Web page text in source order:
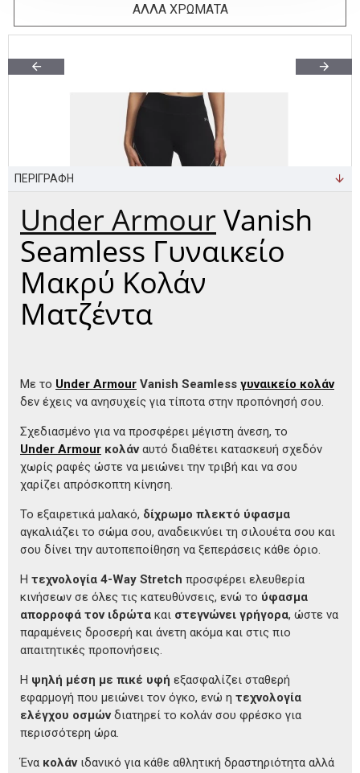
ΑΛΛΑ ΧΡΩΜΑΤΑ
ΠΕΡΙΓΡΑΦΗ
Under ArmourVanish
Seamless Γυναικείο
Μακρύ Κολάν
Ματζέντα
Με το Under Armour Vanish Seamless γυναικείο κολάν
δεν έχεις να ανησυχείς για τίποτα στην προπόνησή σου.
Σχεδιασμένο για να προσφέρει μέγιστη άνεση, το
Under Armour κολάναυτό διαθέτει κατασκευή σχεδόν
χωρίς ραφές ώστε να μειώνει την τριβή και να σου
χαρίζει απρόσκοπτη κίνηση.
Το εξαιρετικά μαλακό, δίχρωμο πλεκτό ύφασμα
αγκαλιάζει το σώμα σου, αναδεικνύει τη σιλουέτα σου και
σου δίνει την αυτοπεποίθηση να ξεπεράσεις κάθε όριο.
Η τεχνολογία 4-Way Stretch προσφέρει ελευθερία
κινήσεων σε όλες τις κατευθύνσεις, ενώ το ύφασμα
απορροφά τον ιδρώτα και στεγνώνει γρήγορα, ώστε να
παραμένεις δροσερή και άνετη ακόμα και στις πιο
απαιτητικές προπονήσεις.
Η ψηλή μέση με πικέ υφή εξασφαλίζει σταθερή
εφαρμογή που μειώνει τον όγκο, ενώ η τεχνολογία
ελέγχου οσμώνδιατηρεί το κολάν σου φρέσκο για
περισσότερη ώρα.
Ένα κολάν ιδανικό για κάθε αθλητική δραστηριότητα αλλά